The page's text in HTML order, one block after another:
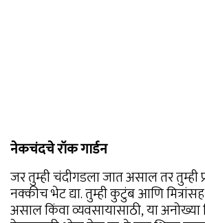
नेकचंदचे रॉक गार्डन
जर तुम्ही चंदीगडला जात असाल तर तुम्ही
नक्कीच भेट द्या. तुम्ही कुटुंब आणि
असाल किंवा व्यवसायासाठी, या